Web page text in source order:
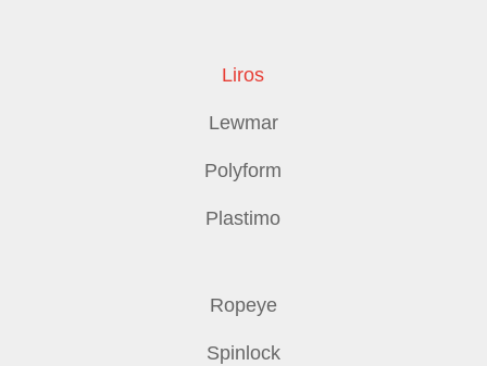
Liros
Lewmar
Polyform
Plastimo
Ropeye
Spinlock